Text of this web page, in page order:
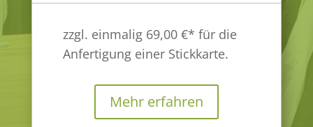
zzgl. einmalig 69,00 €* für die
Anfertigung einer Stickkarte.
Mehr erfahren